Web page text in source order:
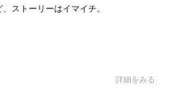
ストーリーはイマイチ。
詳細をみる